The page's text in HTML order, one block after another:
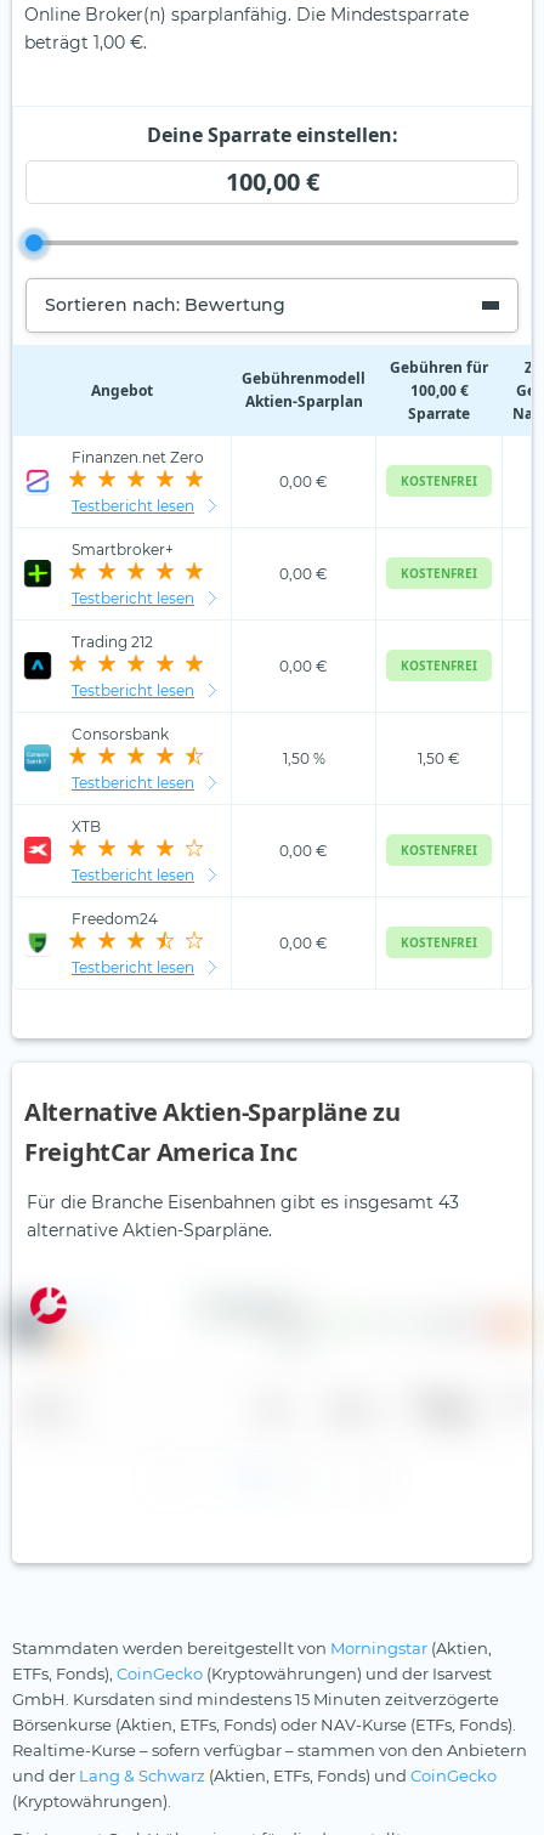
Online Broker(n) sparplanfähig. Die Mindestsparrate
beträgt 1,00 €.
Deine Sparrate einstellen:
100,00 €
Sortieren nach: Bewertung
Angebot
Gebührenmodell
Aktien‑Sparplan
Gebühren für
100,00 €
Sparrate
Finanzen.net Zero
Testbericht lesen
0,00 € KOSTENFREI
Smartbroker+
Testbericht lesen
0,00 € KOSTENFREI
Trading 212
Testbericht lesen
0,00 € KOSTENFREI
Consorsbank
Testbericht lesen
1,50 % 1,50 €
XTB
Testbericht lesen
0,00 € KOSTENFREI
Freedom24
Testbericht lesen
0,00 € KOSTENFREI
Alternative Aktien-Sparpläne zu
FreightCar America Inc
Für die Branche Eisenbahnen gibt es insgesamt 43
alternative Aktien-Sparpläne.
Alstom SA
Stammdaten werden bereitgestellt von Morningstar (Aktien,
ETFs, Fonds), CoinGecko (Kryptowährungen) und der Isarvest
GmbH. Kursdaten sind mindestens 15 Minuten zeitverzögerte
Börsenkurse (Aktien, ETFs, Fonds) oder NAV-Kurse (ETFs, Fonds).
Realtime-Kurse – sofern verfügbar – stammen von den Anbietern
und der Lang & Schwarz (Aktien, ETFs, Fonds) und CoinGecko
(Kryptowährungen).